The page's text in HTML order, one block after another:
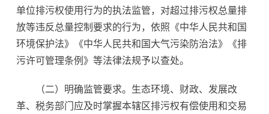
单位排污权使用行为的执法监管，对超过排污权总量排
放等违反总量控制要求的行为，依照《中华人民共和国
环境保护法》《中华人民共和国大气污染防治法》《排
污许可管理条例》等法律法规予以查处。
（二）明确监管要求。生态环境、财政、发展改
革、税务部门应及时掌握本辖区排污权有偿使用和交易